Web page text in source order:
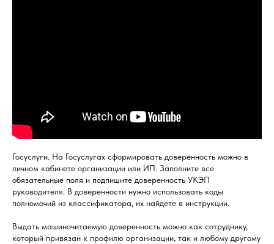
Госуслуги. На Госуслугах сформировать доверенность можно в
личном кабинете организации или ИП. Заполните все
обязательные поля и подпишите доверенность УКЭП
руководителя. В доверенности нужно использовать коды
полномочий из классификатора, их найдете в инструкции.
Выдать машиночитаемую доверенность можно как сотруднику,
который привязан к профилю организации, так и любому другому